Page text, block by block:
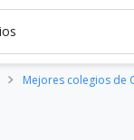
Mejores colegios de